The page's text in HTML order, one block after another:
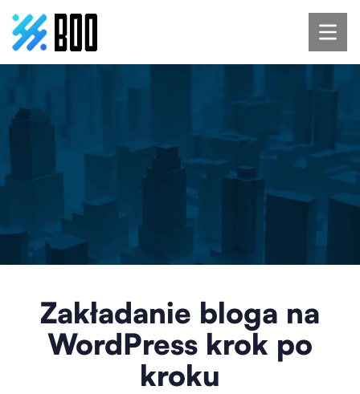
Zakładanie bloga na
WordPress krok po
kroku